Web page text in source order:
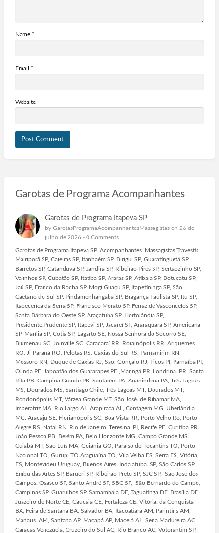
Name *
Email *
Website
Garotas de Programa Acompanhantes
Garotas de Programa Itapeva SP
by GarotasProgramaAcompanhantesMassagistason 26 de
julho de 2026 - 0 Comments
Garotas de Programa Itapeva SP. Acompanhantes Massagistas Travestis,
Mairiporã SP, Caieiras SP, Itanhaém SP, Birigui SP, Guaratinguetá SP,
Barretos SP, Catanduva SP, Jandira SP, Ribeirão Pires SP, Sertãozinho SP,
Valinhos SP, Cubatão SP, Itatiba SP, Araras SP, Atibaia SP, Botucatu SP,
Jaú SP, Franco da Rocha SP, Mogi Guaçu SP, Itapetininga SP, São
Caetano do Sul SP. Pindamonhangaba SP, Bragança Paulista SP, Itu SP,
Itapecerica da Serra SP, Francisco Morato SP. Ferraz de Vasconcelos SP,
Santa Bárbara do Oeste SP, Araçatuba SP, Hortolândia SP,
Presidente.Prudente SP, Itapevi SP, Jacareí SP, Araraquara SP, Americana
SP, Marília SP, Cotia SP, Lagarto SE, Nossa Senhora do Socorro SE,
Blumenau SC, Joinville SC, Caracaraí RR, Rorainópolis RR, Ariquemes
RO, Ji-Paraná RO, Pelotas RS, Caxias do Sul RS, Parnamirim RN,
Mossoró RN, Duque de Caxias RJ, São. Gonçalo RJ, Picos PI, Parnaíba PI,
Olinda PE, Jaboatão dos Guararapes PE ,Maringá PR, Londrina. PR, Santa
Rita PB, Campina Grande PB, Santarém PA, Ananindeua PA, Três Lagoas
MS, Dourados.MS, Santiago Chile, Três Lagoas MT, Dourados MT,
Rondonópolis MT, Várzea Grande MT, São José. de Ribamar MA,
Imperatriz MA, Rio Largo AL, Arapiraca AL, Contagem MG, Uberlândia
MG. Aracaju SE. Florianópolis SC, Boa Vista RR, Porto Velho Ro, Porto
Alegre RS, Natal RN, Rio de Janeiro, Teresina .PI, Recife PE, Curitiba PR,
João Pessoa PB, Belém PA, Belo Horizonte MG. Campo Grande MS.
Cuiabá MT, São Luís MA, Goiânia GO, Paraíso do Tocantins TO, Porto
Nacional TO, Gurupi TO.Araguaína TO, Vila Velha ES, Serra ES, Vitória
ES, Montevideu Uruguay, Buenos Aires, Indaiatuba. SP, São Carlos SP,
Embu das Artes SP, Barueri SP, Ribeirão Preto SP, SJC SP, São José dos
Campos. Osasco SP, Santo André SP, SBC SP, São Bernardo do Campo,
Campinas SP, Guarulhos SP. Samambaia DF, Taguatinga DF, Brasília DF,
Juazeiro do Norte CE, Caucaia CE, Fortaleza CE. Vitória. da Conquista
BA, Feira de Santana BA, Salvador BA, Itacoatiara AM, Parintins AM,
Manaus. AM, Santana AP, Macapá AP, Maceió AL, Sena.Madureira AC,
Caracas Venezuela, Cruzeiro do Sul AC, Rio Branco AC, Votorantim SP,